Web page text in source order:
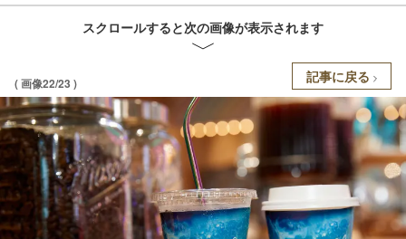
スクロールすると次の画像が表示されます
( 画像22/23 ) 記事に戻る